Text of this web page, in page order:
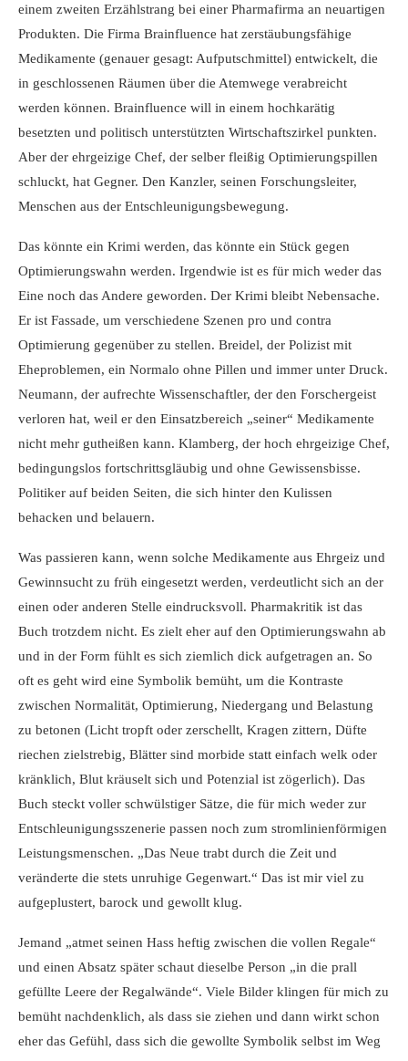
einem zweiten Erzählstrang bei einer Pharmafirma an neuartigen
Produkten. Die Firma Brainfluence hat zerstäubungsfähige
Medikamente (genauer gesagt: Aufputschmittel) entwickelt, die
in geschlossenen Räumen über die Atemwege verabreicht
werden können. Brainfluence will in einem hochkarätig
besetzten und politisch unterstützten Wirtschaftszirkel punkten.
Aber der ehrgeizige Chef, der selber fleißig Optimierungspillen
schluckt, hat Gegner. Den Kanzler, seinen Forschungsleiter,
Menschen aus der Entschleunigungsbewegung.
Das könnte ein Krimi werden, das könnte ein Stück gegen
Optimierungswahn werden. Irgendwie ist es für mich weder das
Eine noch das Andere geworden. Der Krimi bleibt Nebensache.
Er ist Fassade, um verschiedene Szenen pro und contra
Optimierung gegenüber zu stellen. Breidel, der Polizist mit
Eheproblemen, ein Normalo ohne Pillen und immer unter Druck.
Neumann, der aufrechte Wissenschaftler, der den Forschergeist
verloren hat, weil er den Einsatzbereich „seiner“ Medikamente
nicht mehr gutheißen kann. Klamberg, der hoch ehrgeizige Chef,
bedingungslos fortschrittsgläubig und ohne Gewissensbisse.
Politiker auf beiden Seiten, die sich hinter den Kulissen
behacken und belauern.
Was passieren kann, wenn solche Medikamente aus Ehrgeiz und
Gewinnsucht zu früh eingesetzt werden, verdeutlicht sich an der
einen oder anderen Stelle eindrucksvoll. Pharmakritik ist das
Buch trotzdem nicht. Es zielt eher auf den Optimierungswahn ab
und in der Form fühlt es sich ziemlich dick aufgetragen an. So
oft es geht wird eine Symbolik bemüht, um die Kontraste
zwischen Normalität, Optimierung, Niedergang und Belastung
zu betonen (Licht tropft oder zerschellt, Kragen zittern, Düfte
riechen zielstrebig, Blätter sind morbide statt einfach welk oder
kränklich, Blut kräuselt sich und Potenzial ist zögerlich). Das
Buch steckt voller schwülstiger Sätze, die für mich weder zur
Entschleunigungsszenerie passen noch zum stromlinienförmigen
Leistungsmenschen. „Das Neue trabt durch die Zeit und
veränderte die stets unruhige Gegenwart.“ Das ist mir viel zu
aufgeplustert, barock und gewollt klug.
Jemand „atmet seinen Hass heftig zwischen die vollen Regale“
und einen Absatz später schaut dieselbe Person „in die prall
gefüllte Leere der Regalwände“. Viele Bilder klingen für mich zu
bemüht nachdenklich, als dass sie ziehen und dann wirkt schon
eher das Gefühl, dass sich die gewollte Symbolik selbst im Weg